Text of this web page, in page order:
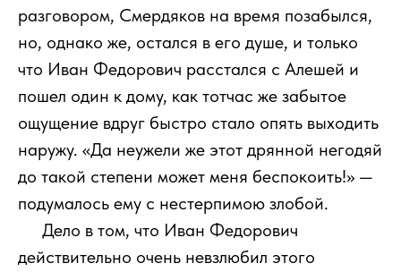
разговором, Смердяков на время позабылся,
но, однако же, остался в его душе, и только
что Иван Федорович расстался с Алешей и
пошел один к дому, как тотчас же забытое
ощущение вдруг быстро стало опять выходить
наружу. «Да неужели же этот дрянной негодяй
до такой степени может меня беспокоить!» —
подумалось ему с нестерпимою злобой.
Дело в том, что Иван Федорович
действительно очень невзлюбил этого